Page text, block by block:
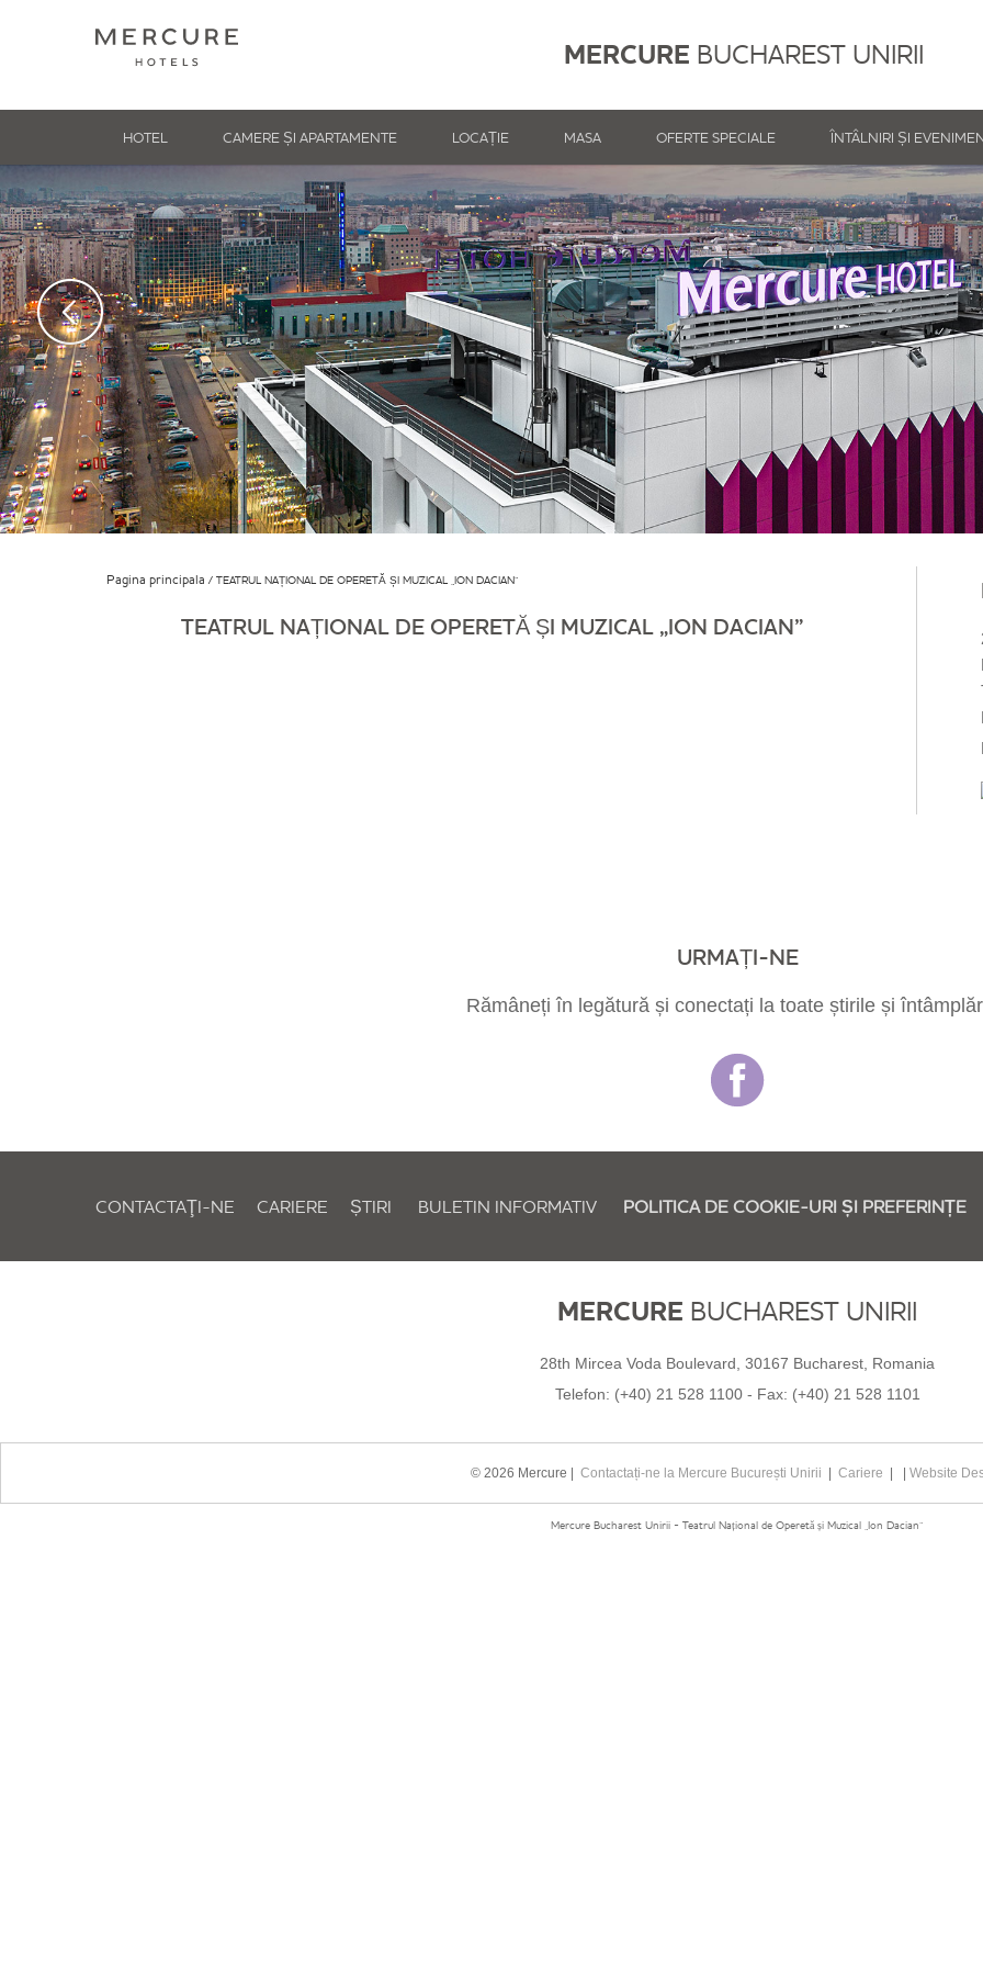
MERCURE BUCHAREST UNIRII
HOTEL CAMERE ȘI APARTAMENTE LOCAȚIE MASA OFERTE SPECIALE ÎNTÂLNIRI ȘI
Pagina principala TEATRUL NAȚIONAL DE OPERETĂ ȘI MUZICAL „ION DACIAN”
TEATRUL NAȚIONAL DE OPERETĂ ȘI MUZICAL „ION DACIAN”
URMAȚI-NE
Rămâneți în legătură și conectați la toate știrile și
CONTACTAŢI-NE CARIERE ȘTIRI BULETIN INFORMATIV POLITICA DE COOKIE-URI ȘI PREFERINȚE
MERCURE BUCHAREST UNIRII
28th Mircea Voda Boulevard, 30167 Bucharest, Romania
Telefon: (+40) 21 528 1100- Fax: (+40) 21 528 1101
© 2026 Mercure | Contactați-ne la Mercure București Unirii Cariere Website
Mercure Bucharest Unirii - Teatrul Național de Operetă și Muzical „Ion Dacian”